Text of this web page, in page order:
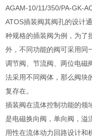
AGAM-10/11/350/PA-GK-
ATOS插装阀其阀孔的设计
种规格的插装阀为例，为了
外，不同功能的阀可采用同
调节阀、节流阀、两位电磁
法采用不同阀体，那么阀块
复存在。
插装阀在流体控制功能的领
是电磁换向阀，单向阀，溢
用性在流体动力回路设计和